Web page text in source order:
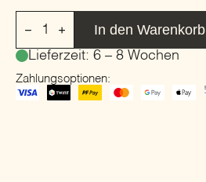
FOREST
Sessel
mit
Armlehne
|
In den Warenkorb
Lieferzeit: 6 – 8 Wochen
Zahlungsoptionen: